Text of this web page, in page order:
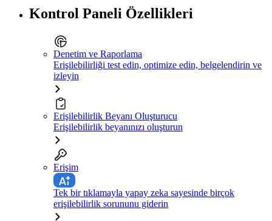
Kontrol Paneli Özellikleri
Denetim ve Raporlama
Erişilebilirliği test edin, optimize edin, belgelendirin ve
izleyin
Erişilebilirlik Beyanı Oluşturucu
Erişilebilirlik beyanınızı oluşturun
Erişim
Tek bir tıklamayla yapay zeka sayesinde birçok
erişilebilirlik sorununu giderin